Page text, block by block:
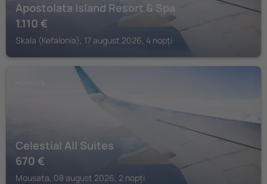
Apostolata Island Resort & Spa
1.110 €
Skala (Kefalonia), 17 august 2026, 4 nopți
Celestial All Suites
670 €
Mousata, 08 august 2026, 2 nopți